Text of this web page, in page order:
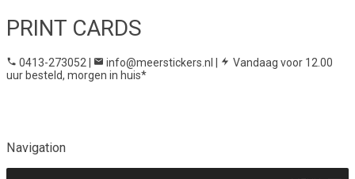
PRINT CARDS
0413-273052 | info@meerstickers.nl |
Vandaag voor 12.00
uur besteld, morgen in huis*
Navigation